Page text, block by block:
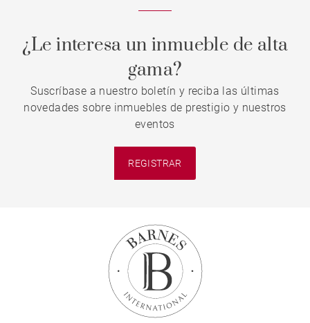
¿Le interesa un inmueble de alta
gama?
Suscríbase a nuestro boletín y reciba las últimas
novedades sobre inmuebles de prestigio y nuestros
eventos
REGISTRAR